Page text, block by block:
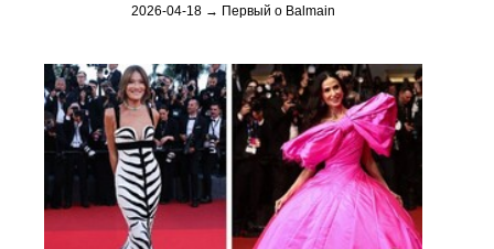
2026-04-18 → Первый о Balmain